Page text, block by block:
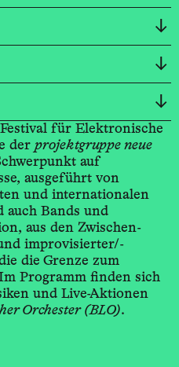
für Elektro­nische
der projekt­gruppe neue
auf
ausgeführt von
und inter­nationalen
auch Bands und
aus den Zwischen­
improvisierter/­
die Grenze zum
Programm finden sich
und Live-­Aktionen
Orchester (BLO).